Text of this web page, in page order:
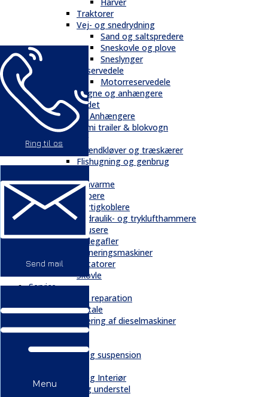
Ring til os
Send mail
Menu
Traktorer
Vej- og snedrydning
Sand og saltspredere
Sneskovle og plove
Sneslynger
Reservedele
Motorreservedele
Vogne og anhængere
Andet
Trailere / Anhængere
Semi trailer & blokvogn
Skovbrug
Brændkløver og træskærer
Flishugning og genbrug
Gravarme
Gribere
Hurtigkoblere
Hydraulik- og tryklufthammere
Knusere
Pallegafler
Planeringsmaskiner
Rotatorer
Skovle
Service
Service & reparation
Serviceaftale
Elektrificering af dieselmaskiner
Reservedele
Bånd
Chassis og suspension
Kabiner og Interiør
Kæder og understel